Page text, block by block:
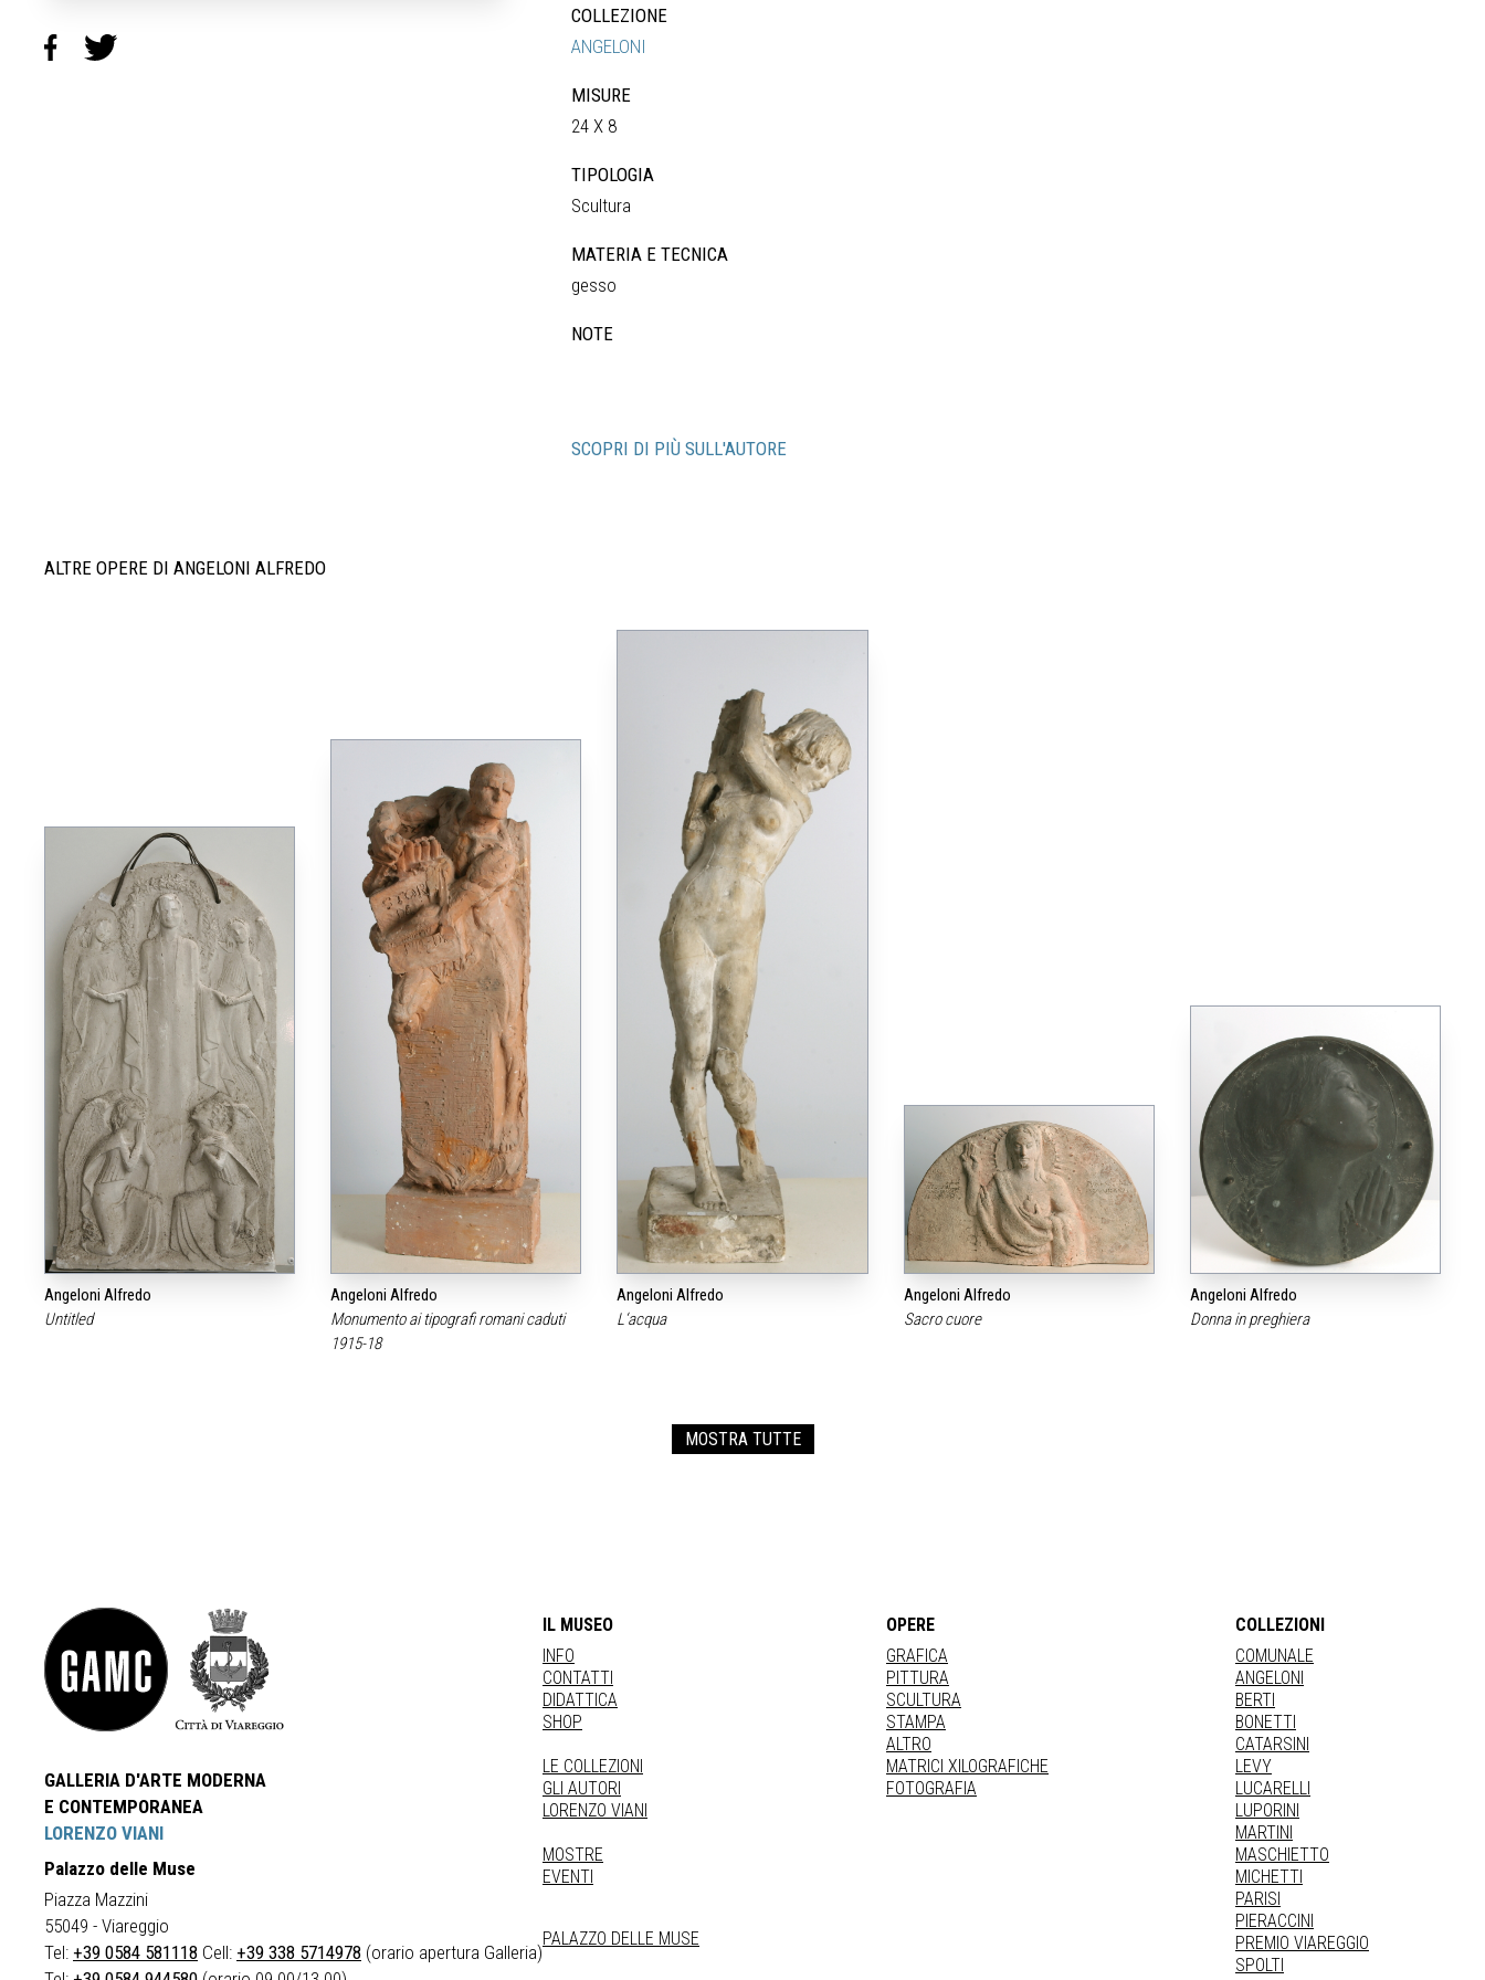
COLLEZIONE
ANGELONI
MISURE
24 X 8
TIPOLOGIA
Scultura
MATERIA E TECNICA
gesso
NOTE
SCOPRI DI PIÙ SULL'AUTORE
ALTRE OPERE DI ANGELONI ALFREDO
Angeloni Alfredo
Untitled
Angeloni Alfredo
Monumento ai tipografi romani caduti
1915-18
Angeloni Alfredo
L‘acqua
Angeloni Alfredo
Sacro cuore
Angeloni Alfredo
Donna in preghiera
MOSTRA TUTTE
GALLERIA D'ARTE MODERNA
E CONTEMPORANEA
LORENZO VIANI
Palazzo delle Muse
Piazza Mazzini
55049 - Viareggio
Tel: +39 0584 581118 Cell: +39 338 5714978 (orario apertura Galleria)
IL MUSEO
INFO
CONTATTI
DIDATTICA
SHOP
LE COLLEZIONI
GLI AUTORI
LORENZO VIANI
MOSTRE
EVENTI
PALAZZO DELLE MUSE
OPERE
GRAFICA
PITTURA
SCULTURA
STAMPA
ALTRO
MATRICI XILOGRAFICHE
FOTOGRAFIA
COLLEZIONI
COMUNALE
ANGELONI
BERTI
BONETTI
CATARSINI
LEVY
LUCARELLI
LUPORINI
MARTINI
MASCHIETTO
MICHETTI
PARISI
PIERACCINI
PREMIO VIAREGGIO
SPOLTI